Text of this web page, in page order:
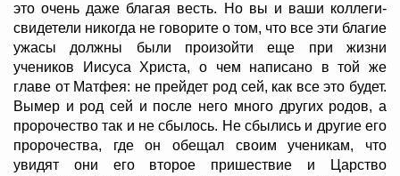
это очень даже благая весть. Но вы и ваши коллеги-
свидетели никогда не говорите о том, что все эти благие
ужасы должны были произойти еще при жизни
учеников Иисуса Христа, о чем написано в той же
главе от Матфея: не прейдет род сей, как все это будет.
Вымер и род сей и после него много других родов, а
пророчество так и не сбылось. Не сбылись и другие его
пророчества, где он обещал своим ученикам, что
увидят они его второе пришествие и Царство